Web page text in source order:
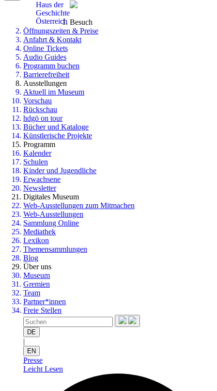
Haus der
Geschichte
Österreich Besuch
Öffnungszeiten & Preise
Anfahrt & Kontakt
Online Tickets
Audio Guides
Programm buchen
Barrierefreiheit
Ausstellungen
Aktuell im Museum
Vorschau
Rückschau
hdgö on tour
Bücher und Kataloge
Künstlerische Projekte
Programm
Kalender
Schulen
Kinder und Jugendliche
Erwachsene
Newsletter
Digitales Museum
Web-Ausstellungen zum Mitmachen
Web-Ausstellungen
Sammlung Online
Mediathek
Lexikon
Themensammlungen
Blog
Über uns
Museum
Gremien
Team
Partner*innen
Freie Stellen
DE
|
EN
Presse
Leicht Lesen